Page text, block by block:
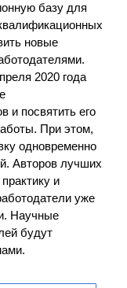
базу для
новые
2020 года
и посвятить его
При этом,
одновременно
Авторов лучших
и
уже
Научные
будут